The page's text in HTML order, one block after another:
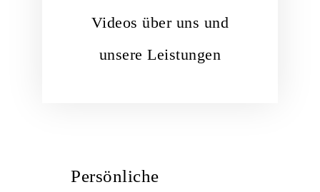
Videos über uns und
unsere Leistungen
Persönliche